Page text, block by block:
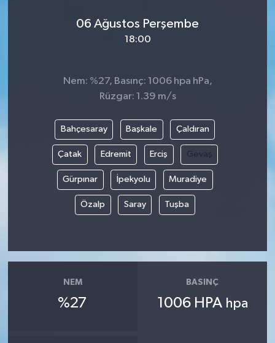
06 Ağustos Perşembe
18:00
Nem: %27, Basınç: 1006 hpa hPa,
Rüzgar: 1.39 m/s
Bahçesaray Başkale Çaldıran
Çatak Edremit Erciş Gevaş
Gürpınar İpekyolu Muradiye
Özalp Saray Tuşba
NEM
%27
BASINÇ
1006 HPA hpa